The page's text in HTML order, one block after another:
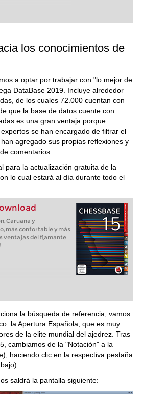
los conocimientos de
a optar por trabajar con "lo mejor de
DataBase 2019. Incluye alrededor
de los cuales 72.000 cuentan con
que la base de datos cuente con
es una gran ventaja porque
se han encargado de filtrar el
agregado sus propias reflexiones y
comentarios.
para la actualización gratuita de la
lo cual estará al día durante todo el
Caruana y
más confortable y más
ventajas del flamante
la búsqueda de referencia, vamos
la Apertura Española, que es muy
de la elite mundial del ajedrez. Tras
cambiamos de la "Notación" a la
haciendo clic en la respectiva pestaña
saldrá la pantalla siguiente: